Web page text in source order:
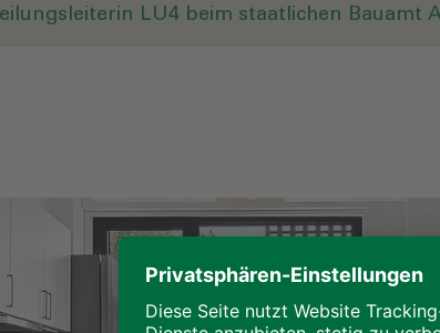
LU4 beim staatlichen Bauamt